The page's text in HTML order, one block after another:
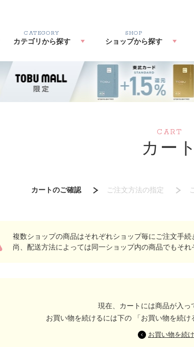
CATEGORY
カテゴリから探す
SHOP
ショップから探す
CART
カート
カートのご確認 ご注文方法の指定
複数ショップの商品はそれぞれショップ毎にご注文手続
尚、配送方法によっては同一ショップ内の商品でもそ
現在、カートには商品が入っ
お買い物を続けるには下の 「お買い物を続け